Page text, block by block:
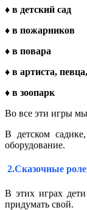
♦ в детский сад
♦ в пожарников
♦ в повара
♦ в артиста,
♦ в зоопарк
Во все эти игры
В детском
оборудование.
2.Сказочные
В этих играх
придумать свой.